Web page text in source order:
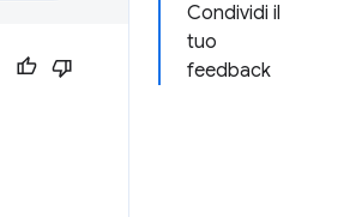
Condividi il
tuo
feedback